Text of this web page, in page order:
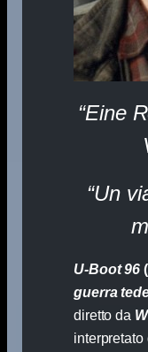
“Eine
“Un
U-Boot 96 (
guerra
diretto da